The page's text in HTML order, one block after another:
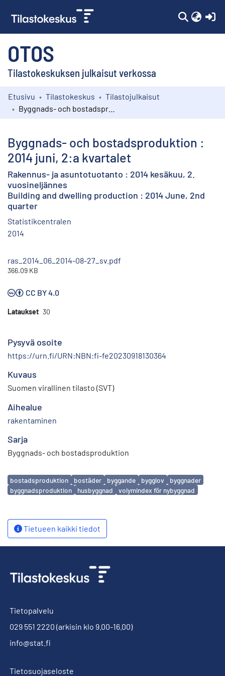
OTOS
Tilastokeskuksen julkaisut verkossa
Kokoelmat
Etusivu Tilastokeskus
Tilastojulkaisut
Byggnads- och bostadsproduktion :
2014 juni, 2:a kvartalet
Rakennus- ja asuntotuotanto : 2014 kesäkuu, 2.
vuosineljännes
Building and dwelling production : 2014 June, 2nd
quarter
Statistikcentralen
2014
ras_2014_06_2014-08-27_sv.pdf
366.09 KB
CC BY 4.0
Lataukset 30
Pysyvä osoite
https://urn.fi/URN:NBN:fi-fe20230918130364
Kuvaus
Suomen virallinen tilasto (SVT)
Aihealue
rakentaminen
Sarja
Byggnads- och bostadsproduktion
Avainsanat
bostadsproduktion bostäder byggande bygglov
byggnader
byggnadsproduktion
husbyggnad volymindex för nybyggnad
Tietueen kaikki tiedot
Tietopalvelu
029 551 2220 (arkisin klo 9.00-16.00)
info@stat.fi
Tietosuojaseloste